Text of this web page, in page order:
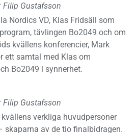
Filip Gustafsson
Nordics VD, Klas Fridsäll som
tävlingen Bo2049 och om
kvällens konferencier, Mark
ett samtal med Klas om
Bo2049 i synnerhet.
Filip Gustafsson
verkliga huvudpersoner
skaparna av de tio finalbidragen.